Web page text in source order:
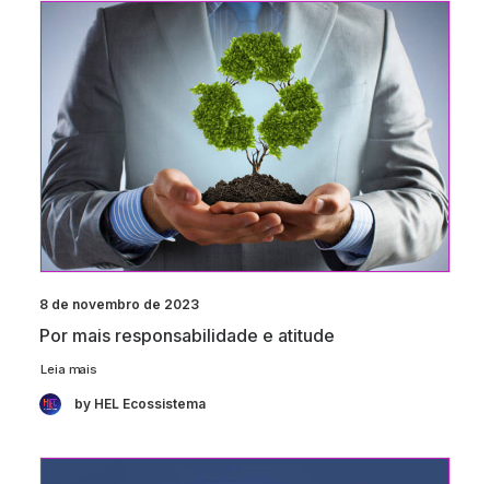
8 de novembro de 2023
Por mais responsabilidade e atitude
Leia mais
by HEL Ecossistema